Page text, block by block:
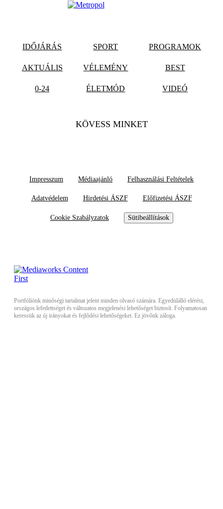
IDŐJÁRÁS SPORT PROGRAMOK
AKTUÁLIS VÉLEMÉNY BEST
0-24 ÉLETMÓD VIDEÓ
KÖVESS MINKET
Impresszum Médiaajánló Felhasználási Feltételek
Adatvédelem Hirdetési ÁSZF Előfizetési ÁSZF
Cookie Szabályzatok Sütibeállítások
Portfóliónk minőségi tartalmat jelent minden olvasó számára. Egyedülálló elérést,
országos lefedettséget és változatos megjelenési lehetőséget biztosít. Folyamatosan
keressük az új irányokat és fejlődési lehetőségeket. Ez jövőnk záloga.